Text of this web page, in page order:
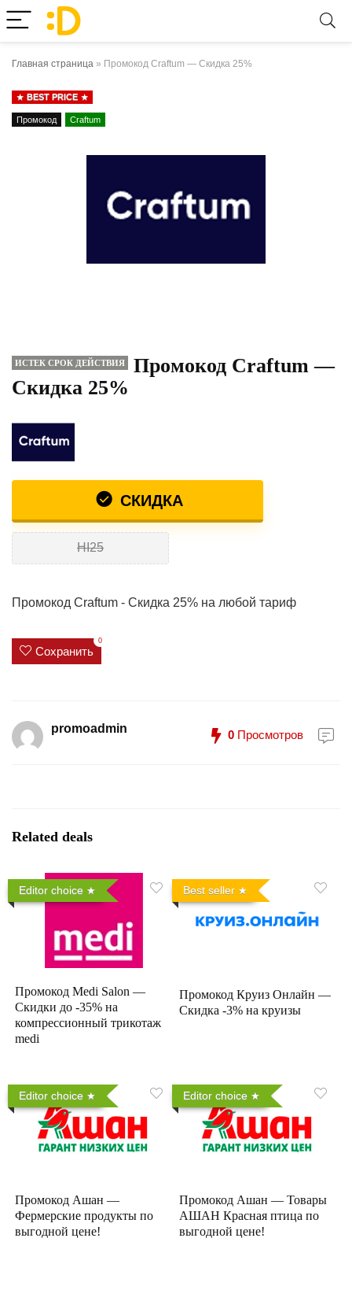
Главная страница » Промокод Craftum — Скидка 25%
BEST PRICE
Промокод Craftum
ИСТЕК СРОК ДЕЙСТВИЯ
Промокод Craftum —
Скидка 25%
СКИДКА
HI25
Промокод Craftum - Скидка 25% на любой тариф
Сохранить
0
promoadmin 0 Просмотров
Related deals
Editor choice
Промокод Medi Salon —
Скидки до -35% на
компрессионный трикотаж
medi
Best seller
Промокод Круиз Онлайн —
Скидка -3% на круизы
Editor choice
Промокод Ашан —
Фермерские продукты по
выгодной цене!
Editor choice
Промокод Ашан — Товары
АШАН Красная птица по
выгодной цене!